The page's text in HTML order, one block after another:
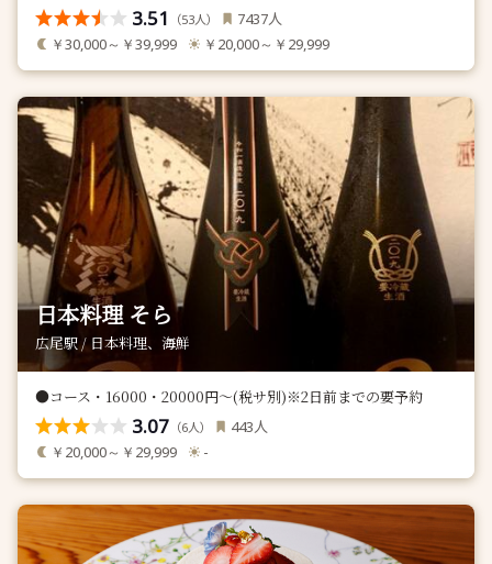
3.51 （53人） 7437人
￥30,000～￥39,999 ￥20,000～￥29,999
日本料理 そら
広尾駅 / 日本料理、海鮮
●コース・16000・20000円〜(税サ別)※2日前までの要予約
3.07 （6人） 443人
￥20,000～￥29,999 -